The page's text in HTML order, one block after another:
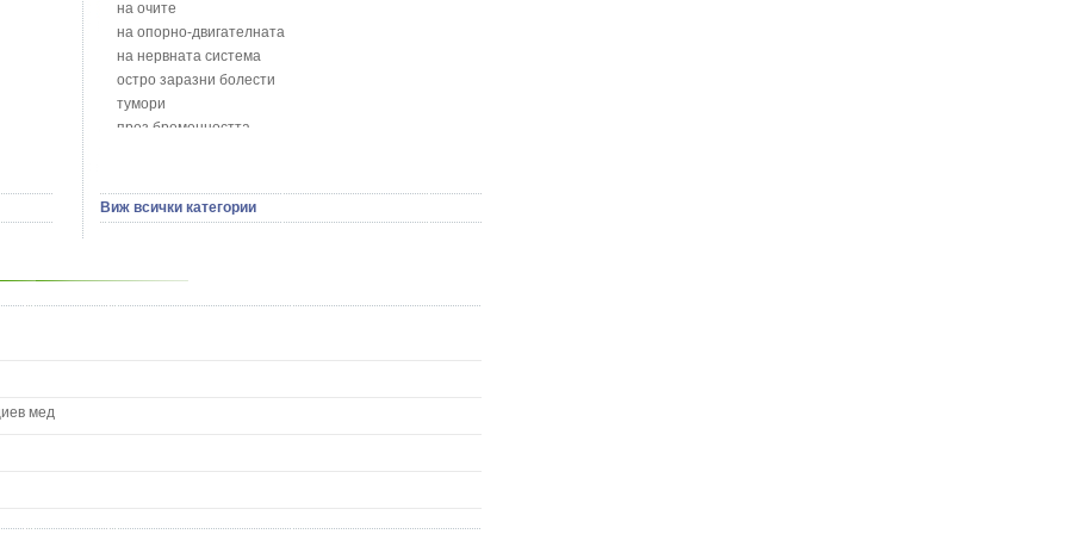
Борови връхчета - Pinus sylvestris
Босилек - Ocimum Basillicum
Брей - Tamus Communis
Брош - Rubia tinctorum L.
Бръшлян - Hedera helix L.
Бял имел - Viscum album L.
Бял оман - Inula Helenium L.
Бяла върба - Salix Аlba
Вратига - Tanacetrum Vulgare
на очите
на опорно-двигателната
на нервната система
остро заразни болести
тумори
през бременността
сексуални проблеми
на половите органи
Виж всички категории
мед